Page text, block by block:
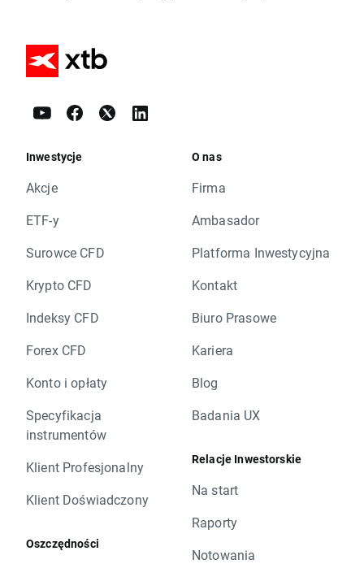
Inwestycje
Akcje
ETF-y
Surowce CFD
Krypto CFD
Indeksy CFD
Forex CFD
Konto i opłaty
Specyfikacja
instrumentów
Klient Profesjonalny
Klient Doświadczony
Oszczędności
O nas
Firma
Ambasador
Platforma Inwestycyjna
Kontakt
Biuro Prasowe
Kariera
Blog
Badania UX
Relacje Inwestorskie
Na start
Raporty
Notowania